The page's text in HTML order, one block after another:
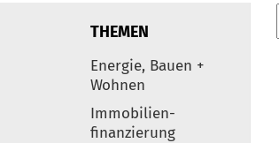
Elemente
THEMEN
Energie, Bauen +
Wohnen
Immobilien-
finanzierung